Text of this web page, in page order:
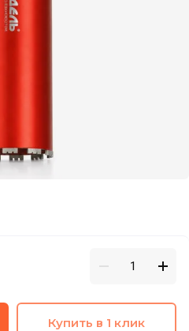
Купить в 1 клик